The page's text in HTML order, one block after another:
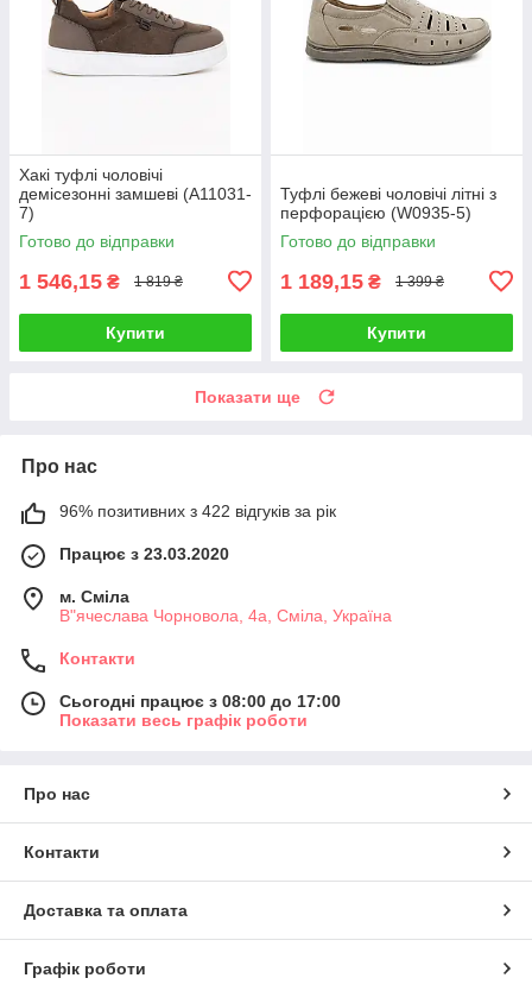
Хакі туфлі чоловічі
демісезонні замшеві (A11031-
7)
Готово до відправки
1 546,15 ₴ 1 819 ₴
Купити
Туфлі бежеві чоловічі літні з
перфорацією (W0935-5)
Готово до відправки
1 189,15 ₴ 1 399 ₴
Купити
Показати ще
Про нас
96% позитивних з 422 відгуків за рік
Працює з 23.03.2020
м. Сміла
В"ячеслава Чорновола, 4а, Сміла, Україна
Контакти
Сьогодні працює з 08:00 до 17:00
Показати весь графік роботи
Про нас
Контакти
Доставка та оплата
Графік роботи